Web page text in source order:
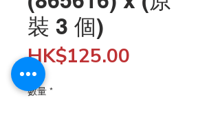
裝 3 個)
HK$125.00
數量 *